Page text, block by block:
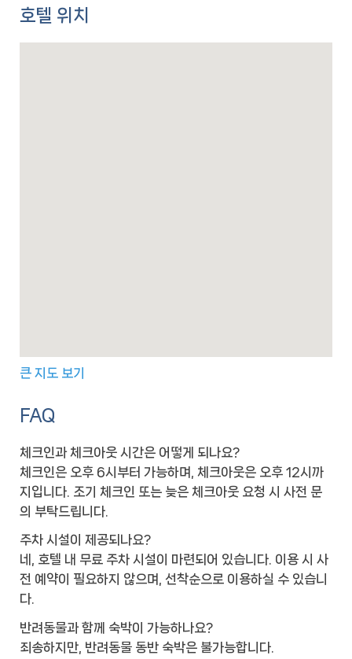
호텔 위치
큰 지도 보기
FAQ
체크인과 체크아웃 시간은 어떻게 되나요?
체크인은 오후 6시부터 가능하며, 체크아웃은 오후 12시까
지입니다. 조기 체크인 또는 늦은 체크아웃 요청 시 사전 문
의 부탁드립니다.
주차 시설이 제공되나요?
네, 호텔 내 무료 주차 시설이 마련되어 있습니다. 이용 시 사
전 예약이 필요하지 않으며, 선착순으로 이용하실 수 있습니
다.
반려동물과 함께 숙박이 가능하나요?
죄송하지만, 반려동물 동반 숙박은 불가능합니다.